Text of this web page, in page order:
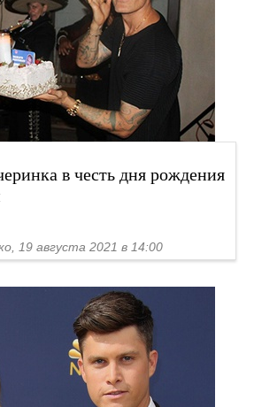
в честь дня рождения
19 августа 2021 в 14:00